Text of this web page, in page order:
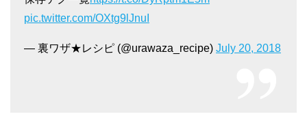
pic.twitter.com/OXtg9lJnuI
— 裏ワザ★レシピ (@urawaza_recipe) July 20, 2018